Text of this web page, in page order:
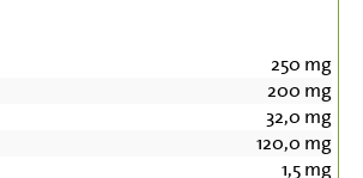
250 mg
200 mg
32,0 mg
120,0 mg
1,5mg